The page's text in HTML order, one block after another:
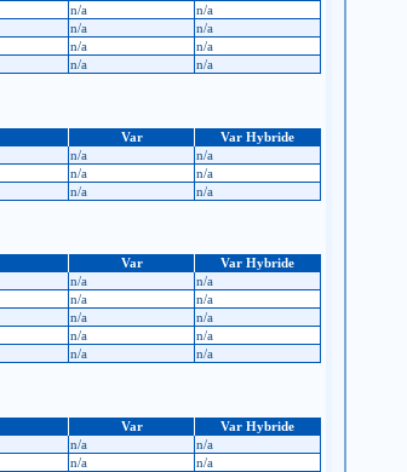
n/a
n/a
n/a
n/a
n/a
n/a
n/a n/a
Var
Var Hybride
n/a
n/a
n/a
n/a
n/a n/a
Var
Var Hybride
n/a
n/a
n/a
n/a
n/a
n/a
n/a
n/a
n/a n/a
Var
Var Hybride
n/a
n/a
n/a
n/a